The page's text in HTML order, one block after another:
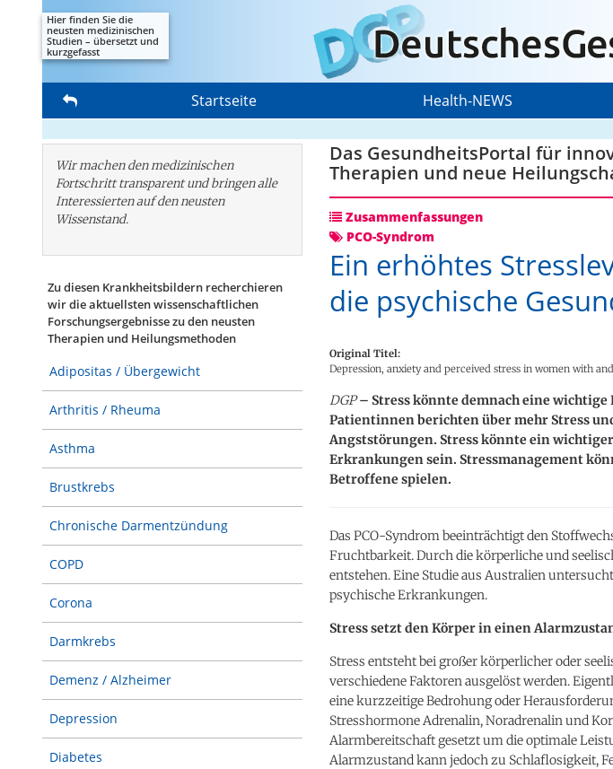
Hier finden Sie die
neusten medizinischen
Studien – übersetzt und
kurzgefasst
Startseite Health-NEWS
Wir machen den medizinischen
Fortschritt transparent und bringen alle
Interessierten auf den neusten
Wissenstand.
Zu diesen Krankheitsbildern recherchieren
wir die aktuellsten wissenschaftlichen
Forschungs­ergebnisse zu den neusten
Therapien und Heilungsmethoden
Adipositas / Übergewicht
Arthritis / Rheuma
Asthma
Brustkrebs
Chronische Darmentzündung
COPD
Corona
Darmkrebs
Demenz / Alzheimer
Depression
Diabetes
Das GesundheitsPortal für
Therapien und neue
Zusammenfassungen
PCO-Syndrom
Ein erhöhtes
die psychische
Original Titel:
Depression, anxiety and perceived stress in women with
DGP– Stress könnte demnach eine wichtige
Patientinnen berichten über mehr Stress
Angststörungen. Stress könnte ein
Erkrankungen sein. Stressmanagement
Betroffene spielen.
Das PCO-Syndrom beeinträchtigt den
Fruchtbarkeit. Durch die körperliche und
entstehen. Eine Studie aus Australien
psychische Erkrankungen.
Stress setzt den Körper in einen
Stress entsteht bei großer körperlicher oder
verschiedene Faktoren ausgelöst werden.
eine kurzzeitige Bedrohung oder
Stresshormone Adrenalin, Noradrenalin und
Alarmbereitschaft gesetzt um die optimale
Alarmzustand kann jedoch zu Schlaflosigkeit,